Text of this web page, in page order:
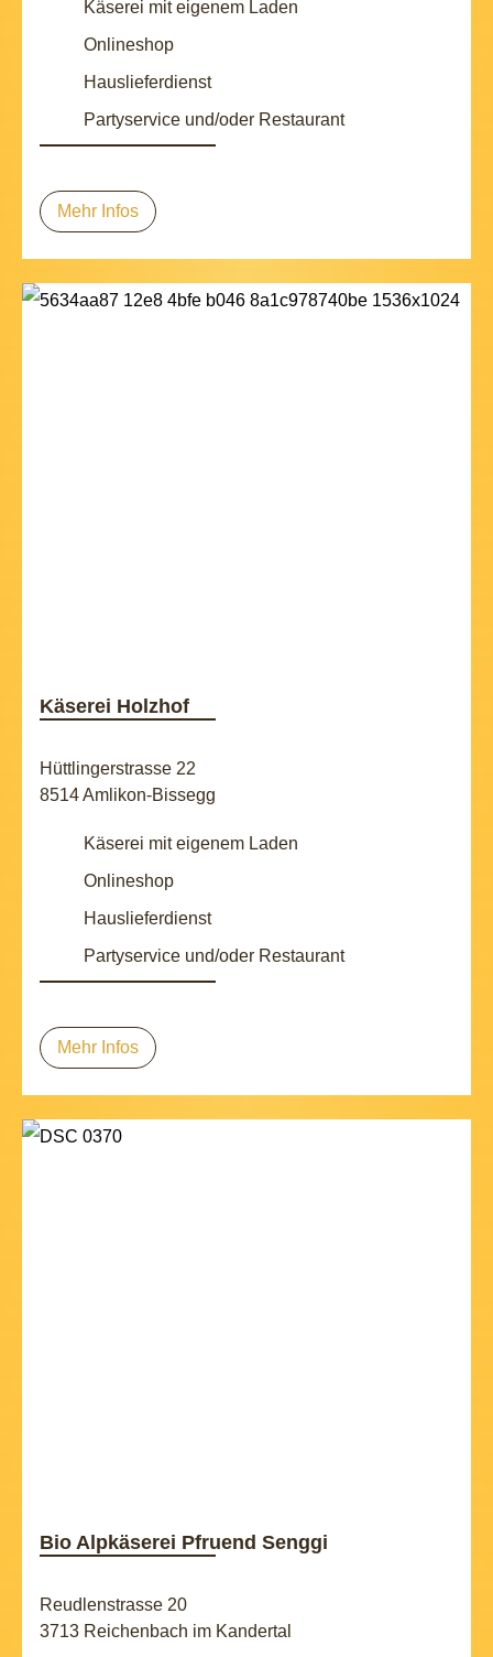
Käserei mit eigenem Laden
Onlineshop
Hauslieferdienst
Partyservice und/oder Restaurant
Mehr Infos
Käserei Holzhof
Hüttlingerstrasse 22
8514 Amlikon-Bissegg
Käserei mit eigenem Laden
Onlineshop
Hauslieferdienst
Partyservice und/oder Restaurant
Mehr Infos
Bio Alpkäserei Pfruend Senggi
Reudlenstrasse 20
3713 Reichenbach im Kandertal